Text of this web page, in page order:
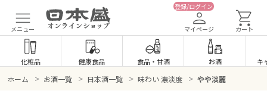
メニュー
登録/ログイン
マイページ カート
化粧品 健康食品 食品・ 甘酒 お酒 キ
ホーム > お酒一覧 > 日本酒一覧 > 味わい 濃淡度 > やや淡麗